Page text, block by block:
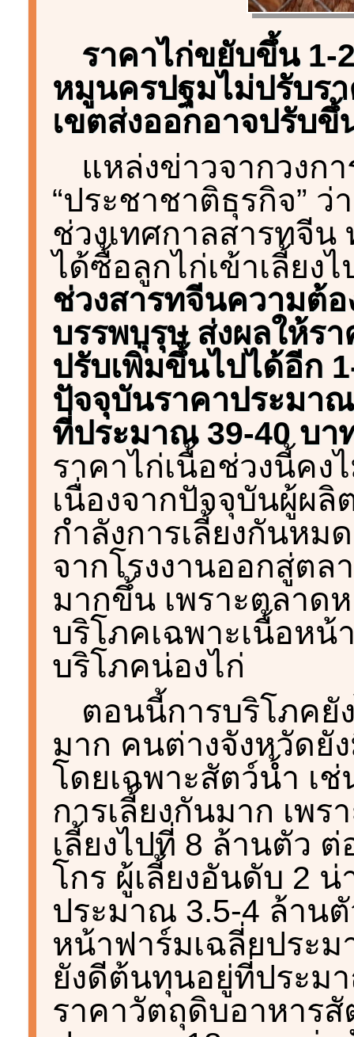
ราคาไก่ขยับขึ้น 1-
หมูนครปฐมไม่ปรับร
เขตส่งออกอาจปรับขึ้
แหล่งข่าวจากวงกา
“ประชาชาติธุรกิจ”
ช่วงเทศกาลสารทจีน
ได้ซื้อลูกไก่เข้าเลี้ยง
ช่วงสารทจีนความต้อ
บรรพบุรุษ ส่งผลให้ร
ปรับเพิ่มขึ้นไปได้อีก
ปัจจุบันราคาประมา
ที่ประมาณ 39-40 บา
ราคาไก่เนื้อช่วงนี้คง
เนื่องจากปัจจุบันผู้ผ
กำลังการเลี้ยงกันหม
จากโรงงานออกสู่ตล
มากขึ้น เพราะตลาด
บริโภคเฉพาะเนื้อห
บริโภคน่องไก่
ตอนนี้การบริโภคยั
มาก คนต่างจังหวัดยั
โดยเฉพาะสัตว์น้ำ เ
การเลี้ยงกันมาก เพ
เลี้ยงไปที่ 8 ล้านตัว
โกร ผู้เลี้ยงอันดับ 2
ประมาณ 3.5-4 ล้าน
หน้าฟาร์มเฉลี่ยประ
ยังดีต้นทุนอยู่ที่ประม
ราคาวัตถุดิบอาหารสั